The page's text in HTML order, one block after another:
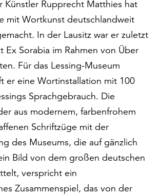
Künstler Rupprecht Matthies hat
mit Wortkunst deutschlandweit
In der Lausitz war er zuletzt
Ex Sorabia im Rahmen von Über
Für das Lessing-Museum
er eine Wortinstallation mit 100
Sprachgebrauch. Die
aus modernem, farbenfrohem
Schriftzüge mit der
des Museums, die auf gänzlich
Bild von dem großen deutschen
verspricht ein
Zusammenspiel, das von der